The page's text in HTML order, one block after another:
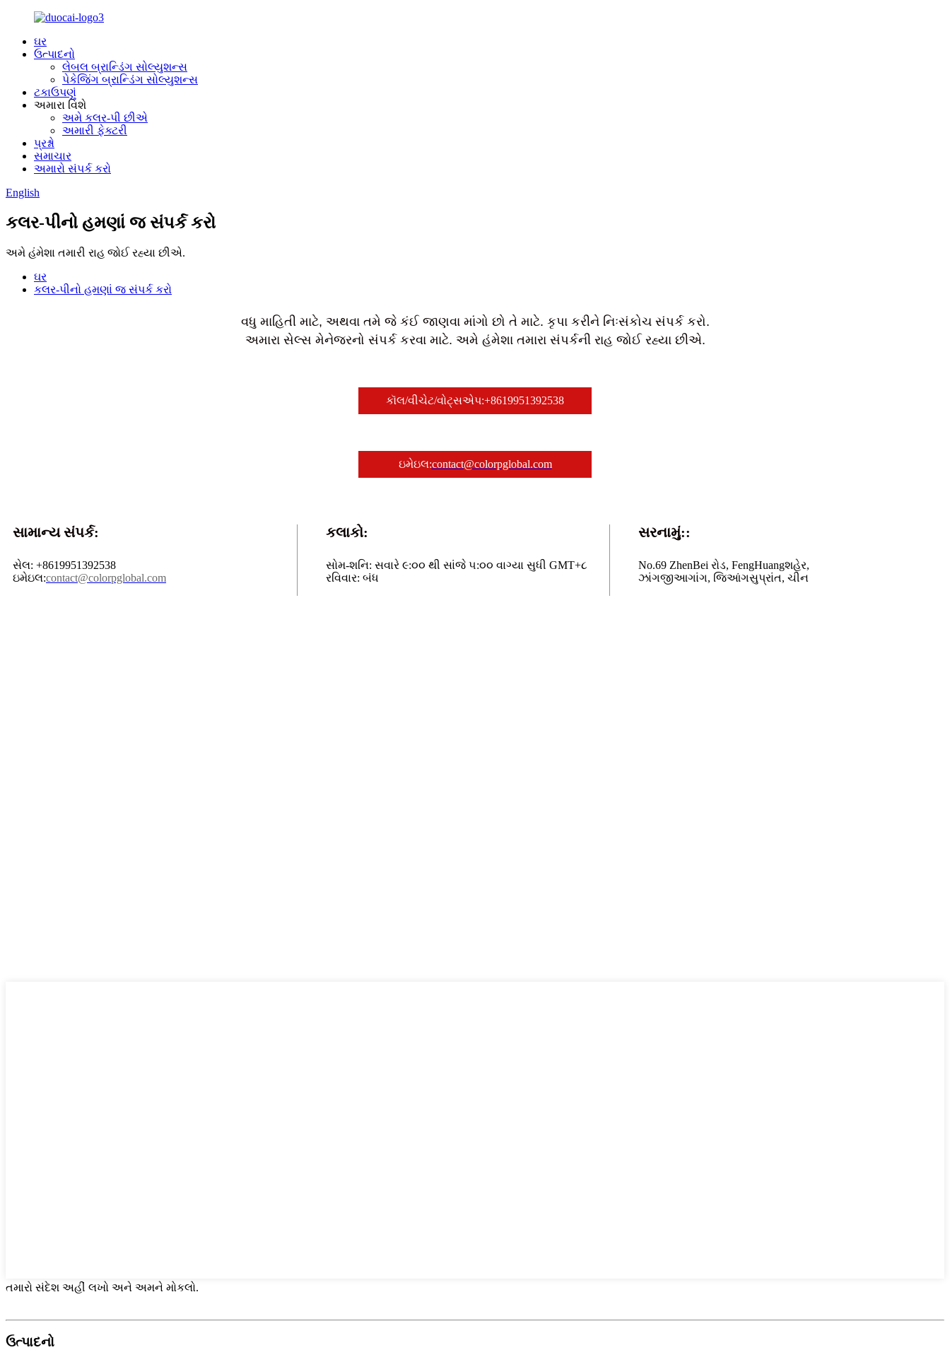
ઘર
ઉત્પાદનો
લેબલ બ્રાન્ડિંગ સોલ્યુશન્સ
પેકેજિંગ બ્રાન્ડિંગ સોલ્યુશન્સ
ટકાઉપણું
અમારા વિશે
અમે કલર-પી છીએ
અમારી ફેક્ટરી
પ્રશ્નો
સમાચાર
અમારો સંપર્ક કરો
English
કલર-પીનો હમણાં જ સંપર્ક કરો
અમે હંમેશા તમારી રાહ જોઈ રહ્યા છીએ.
ઘર
કલર-પીનો હમણાં જ સંપર્ક કરો
વધુ માહિતી માટે, અથવા તમે જે કંઈ જાણવા માંગો છો તે માટે. કૃપા કરીને નિઃસંકોચ સંપર્ક કરો.
અમારા સેલ્સ મેનેજરનો સંપર્ક કરવા માટે. અમે હંમેશા તમારા સંપર્કની રાહ જોઈ રહ્યા છીએ.
કૉલ/વીચેટ/વોટ્સએપ:+8619951392538
ઇમેઇલ:contact@colorpglobal.com
સામાન્ય સંપર્ક:
સેલ: +8619951392538
ઇમેઇલ:contact@colorpglobal.com
કલાકો:
સોમ-શનિ: સવારે ૯:૦૦ થી સાંજે ૫:૦૦ વાગ્યા સુધી GMT+૮
રવિવાર: બંધ
સરનામું::
No.69 ZhenBei રોડ, FengHuangશહેર,
ઝાંગજીઆગાંગ, જિઆંગસુપ્રાંત, ચીન
તમારો સંદેશ અહીં લખો અને અમને મોકલો.
ઉત્પાદનો